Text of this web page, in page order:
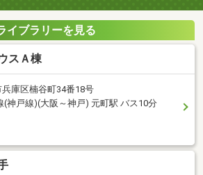
イブラリーを見る
スＡ棟
庫区楠谷町34番18号
(神戸線)(大阪～神戸) 元町駅 バス10分